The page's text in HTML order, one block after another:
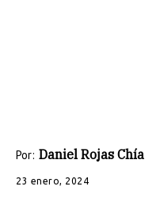
Por: Daniel Rojas Chía
23 enero, 2024